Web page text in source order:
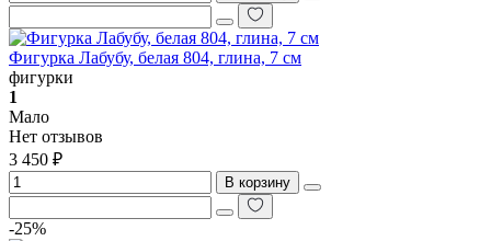
Фигурка Лабубу, белая 804, глина, 7 см
фигурки
1
Мало
Нет отзывов
3 450 ₽
В корзину
-25%